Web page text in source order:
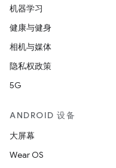
机器学习
健康与健身
相机与媒体
隐私权政策
5G
ANDROID 设备
大屏幕
Wear OS